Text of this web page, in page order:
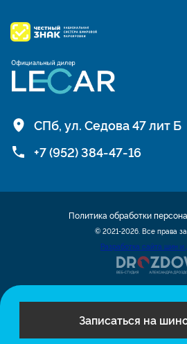
Записаться на
СПб, ул. Седова 47 лит Б
+7 (952) 384-47-16
© 2021-2026. Все права
Разработка сайта шин и
Политика обработки